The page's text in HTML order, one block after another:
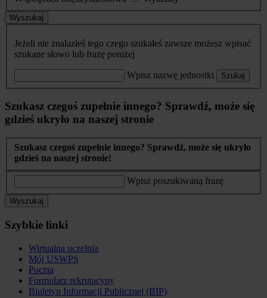
Wyszukaj
Jeżeli nie znalazłeś tego czego szukałeś zawsze możesz wpisać
szukane słowo lub frazę poniżej
Wpisz nazwę jednostki Szukaj
Szukasz czegoś zupełnie innego? Sprawdź, może się
gdzieś ukryło na naszej stronie
Szukasz czegoś zupełnie innego? Sprawdź, może się ukryło
gdzieś na naszej stronie!
Wpisz poszukiwaną frazę
Wyszukaj
Szybkie linki
Wirtualna uczelnia
Mój USWPS
Poczta
Formularz rekrutacyny
Biuletyn Informacji Publicznej (BIP)